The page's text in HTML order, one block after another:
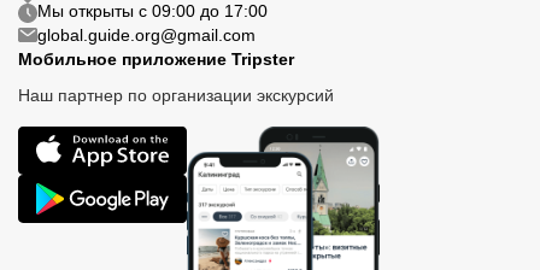
Мы открыты с 09:00 до 17:00
global.guide.org@gmail.com
Мобильное приложение Tripster
Наш партнер по организации экскурсий